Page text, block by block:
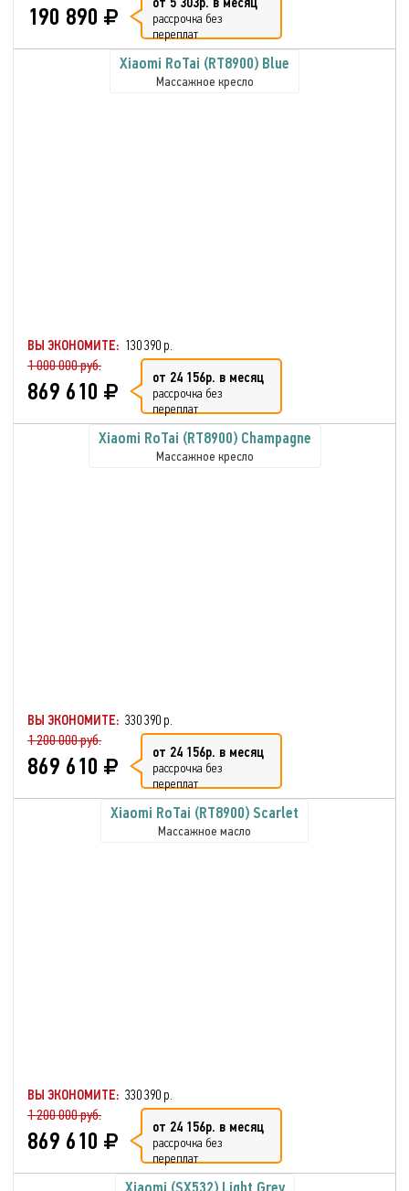
190 890
рассрочка без
переплат
Xiaomi RoTai (RT8900) Blue
Массажное кресло
ВЫ ЭКОНОМИТЕ: 130 390 р.
1 000 000 руб.
869 610 от 24 156р. в месяц
рассрочка без
переплат
Xiaomi RoTai (RT8900) Champagne
Массажное кресло
ВЫ ЭКОНОМИТЕ: 330 390 р.
1 200 000 руб.
869 610 от 24 156р. в месяц
рассрочка без
переплат
Xiaomi RoTai (RT8900) Scarlet
Массажное масло
ВЫ ЭКОНОМИТЕ: 330 390 р.
1 200 000 руб.
869 610 от 24 156р. в месяц
рассрочка без
переплат